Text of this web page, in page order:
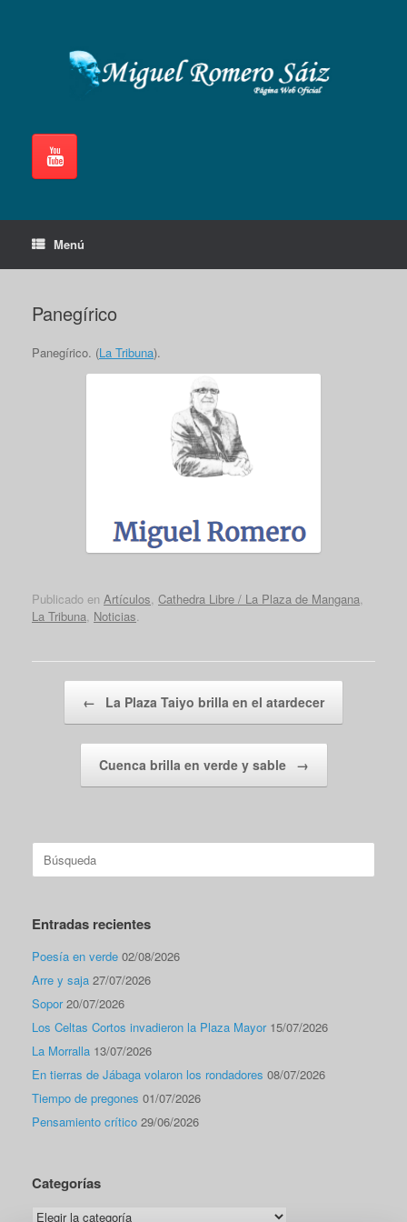
Menú
Panegírico
Panegírico. (La Tribuna).
Publicado en Artículos Cathedra Libre / La Plaza de Mangana
La Tribuna Noticias
← La Plaza Taiyo brilla en el atardecer
Cuenca brilla en verde y sable →
Buscar:
Entradas recientes
Poesía en verde 02/08/2026
Arre y saja 27/07/2026
Sopor 20/07/2026
Los Celtas Cortos invadieron la Plaza Mayor 15/07/2026
La Morralla 13/07/2026
En tierras de Jábaga volaron los rondadores 08/07/2026
Tiempo de pregones 01/07/2026
Pensamiento crítico 29/06/2026
Categorías
Categorías